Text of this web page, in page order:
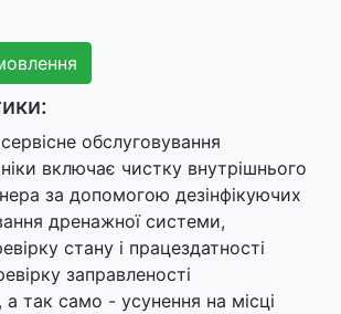
обслуговування
включає чистку внутрішнього
за допомогою дезінфікуючих
дренажної системи,
стану і працездатності
заправленості
так само - усунення на місці